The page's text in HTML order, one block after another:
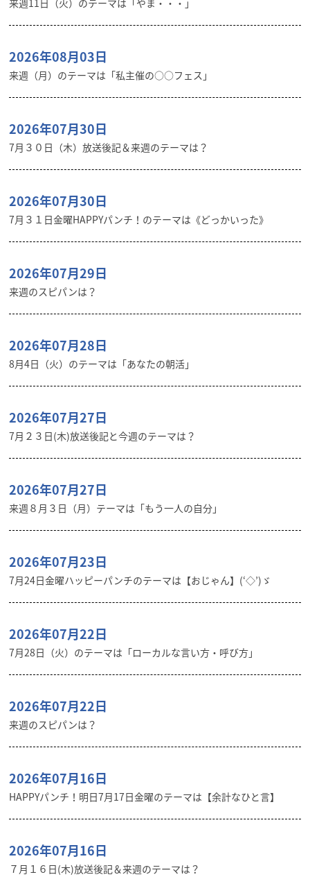
来週11日（火）のテーマは「やま・・・」
2026年08月03日
来週（月）のテーマは「私主催の○○フェス」
2026年07月30日
7月３０日（木）放送後記＆来週のテーマは？
2026年07月30日
7月３１日金曜HAPPYパンチ！のテーマは《どっかいった》
2026年07月29日
来週のスピパンは？
2026年07月28日
8月4日（火）のテーマは「あなたの朝活」
2026年07月27日
7月２３日(木)放送後記と今週のテーマは？
2026年07月27日
来週８月３日（月）テーマは「もう一人の自分」
2026年07月23日
7月24日金曜ハッピーパンチのテーマは【おじゃん】(‘◇’)ゞ
2026年07月22日
7月28日（火）のテーマは「ローカルな言い方・呼び方」
2026年07月22日
来週のスピパンは？
2026年07月16日
HAPPYパンチ！明日7月17日金曜のテーマは【余計なひと言】
2026年07月16日
７月１６日(木)放送後記＆来週のテーマは？